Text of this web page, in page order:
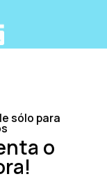
sólo para
o